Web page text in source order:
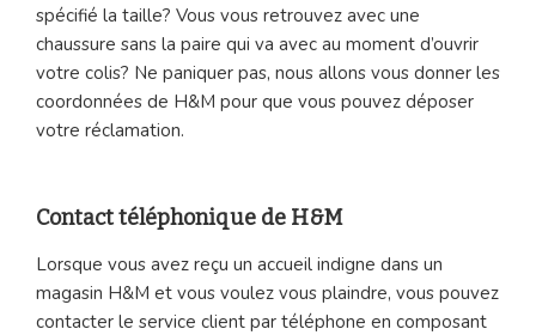
spécifié la taille? Vous vous retrouvez avec une
chaussure sans la paire qui va avec au moment d’ouvrir
votre colis? Ne paniquer pas, nous allons vous donner les
coordonnées de H&M pour que vous pouvez déposer
votre réclamation.
Contact téléphonique de H&M
Lorsque vous avez reçu un accueil indigne dans un
magasin H&M et vous voulez vous plaindre, vous pouvez
contacter le service client par téléphone en composant